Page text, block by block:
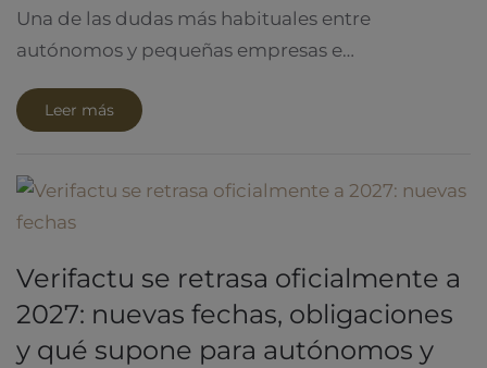
Una de las dudas más habituales entre
autónomos y pequeñas empresas e…
Leer más
Verifactu se retrasa oficialmente a
2027: nuevas fechas, obligaciones
y qué supone para autónomos y